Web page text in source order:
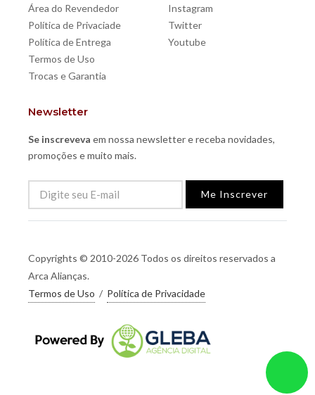
Área do Revendedor
Política de Privaciade
Política de Entrega
Termos de Uso
Trocas e Garantia
Instagram
Twitter
Youtube
Newsletter
Se inscreveva em nossa newsletter e receba novidades,
promoções e muito mais.
Me Inscrever
Copyrights © 2010-2026 Todos os direitos reservados a
Arca Alianças.
Termos de Uso / Política de Privacidade